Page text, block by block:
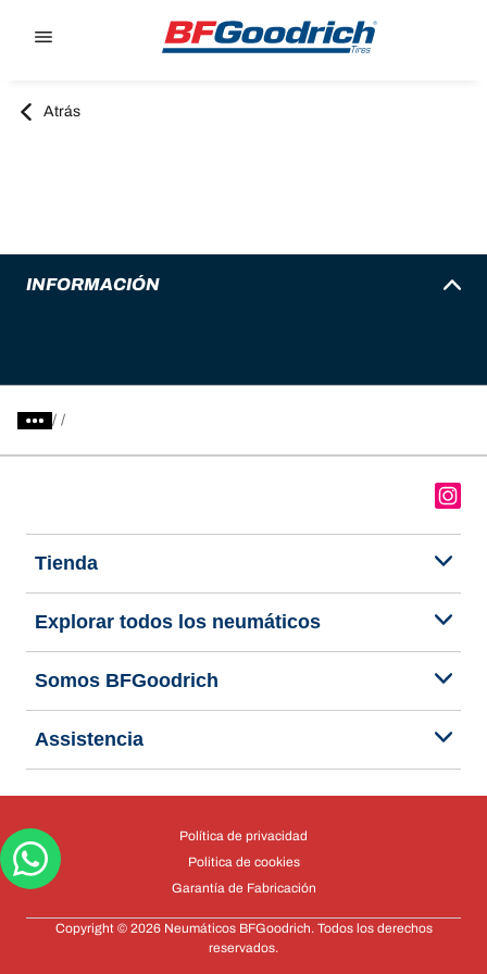
Atrás
INFORMACIÓN
/
Tienda
Explorar todos los neumáticos
Somos BFGoodrich
Assistencia
Política de privacidad
Politica de cookies
Garantía de Fabricación
Copyright © 2026 Neumáticos BFGoodrich. Todos los derechos
reservados.